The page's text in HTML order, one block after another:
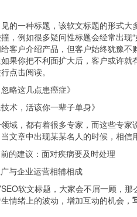
的一种标题，该软文标题的形式
例如很多疑问性标题会经常出现“
客户介绍产品，但客户始终犹豫
果你把不利面扩大后，客户或许
点击阅读。
略这几点患癌症》
术，活该你一辈子单身》
域，都有着很多专家，而这些专
文章中出现某某名人的时候，相信
的建议：面对疾病要及时处理
与企业运营相辅相成
软文标题，大家会不屑一顾，
情绪上的波动，增加互动的机会，